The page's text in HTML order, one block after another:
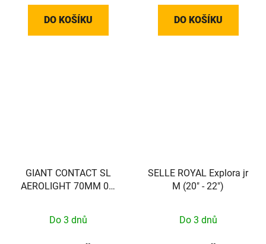
DO KOŠÍKU DO KOŠÍKU
GIANT CONTACT SL
AEROLIGHT 70MM 0D
Do 3 dnů
SELLE ROYAL Explora jr
M (20" - 22")
Do 3 dnů